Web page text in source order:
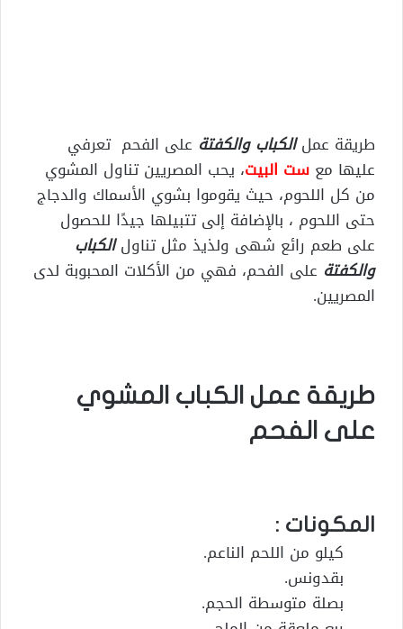
طريقة عملالكباب والكفتة على الفحم تعرفي
عليها مع ست البيت، يحب المصريين تناول المشوي
من كل اللحوم، حيث يقوموا بشوي الأسماك والدجاج
حتى اللحوم ، بالإضافة إلى تتبيلها جيدًا للحصول
على طعم رائع شهى ولذيذ مثل تناولالكباب
والكفتة على الفحم، فهي من الأكلات المحبوبة لدى
المصريين.
طريقة عمل الكباب المشوي
على الفحم
المكونات :
كيلو من اللحم الناعم.
بقدونس.
بصلة متوسطة الحجم.